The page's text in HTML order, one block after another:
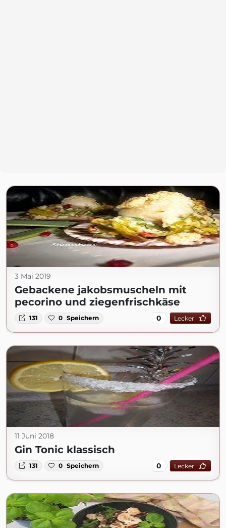
3 Mai 2019
Gebackene jakobsmuscheln mit
pecorino und ziegenfrischkäse
131 0 Speichern 0 Lecker
11 Juni 2018
Gin Tonic klassisch
131 0 Speichern 0 Lecker